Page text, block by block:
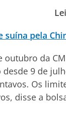
suína pela
da
9 de
Os
disse a